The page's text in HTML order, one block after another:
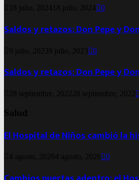
18 julio, 2024 18 julio, 2024 0
Saldos y retazos: Don Pepe y
9 julio, 20239 julio, 2023 0
Saldos y retazos: Don Pepe y
28 septiembre, 2022 28 septiembre, 2022
Salud
El Hospital de Niños cambió la
4 agosto, 20264 agosto, 2026 0